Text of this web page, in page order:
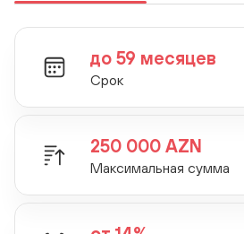
до 59 месяцев
Срок
250 000 AZN
Максимальная сумма